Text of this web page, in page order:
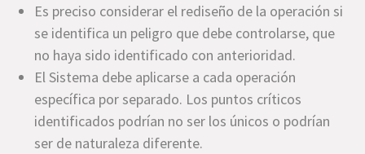
Es preciso considerar el rediseño de la operación si
se identifica un peligro que debe controlarse, que
no haya sido identificado con anterioridad.
El Sistema debe aplicarse a cada operación
específica por separado. Los puntos críticos
identificados podrían no ser los únicos o podrían
ser de naturaleza diferente.